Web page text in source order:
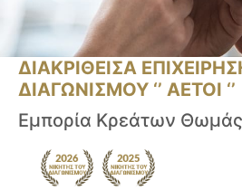
ΔΙΑΚΡΙΘΕΙΣΑ
ΔΙΑΓΩΝΙΣΜΟΥ ‘’ ΑΕΤΟΙ ‘’
Εμπορία Κρεάτων